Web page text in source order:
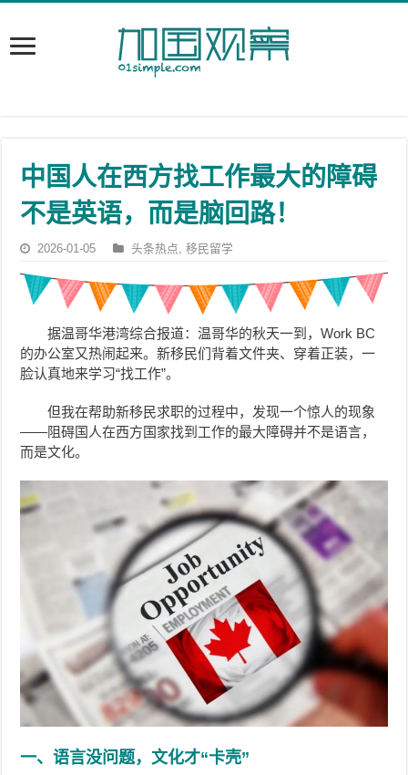
中国人在西方找工作最大的障碍
不是英语，而是脑回路！
2026-01-05 头条热点,移民留学
据温哥华港湾综合报道：温哥华的秋天一到，Work BC
的办公室又热闹起来。新移民们背着文件夹、穿着正装，一
脸认真地来学习“找工作”。
但我在帮助新移民求职的过程中，发现一个惊人的现象
——阻碍国人在西方国家找到工作的最大障碍并不是语言，
而是文化。
一、语言没问题，文化才“卡壳”